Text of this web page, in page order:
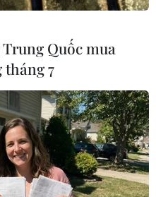
Quốc mua
tháng 7